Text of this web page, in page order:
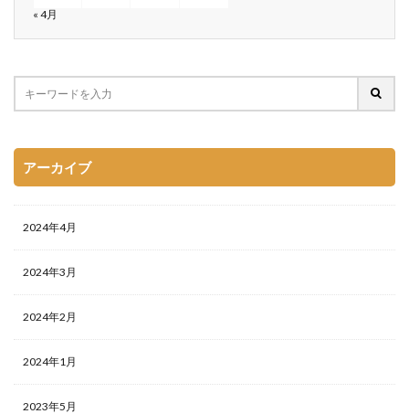
« 4月
アーカイブ
2024年4月
2024年3月
2024年2月
2024年1月
2023年5月